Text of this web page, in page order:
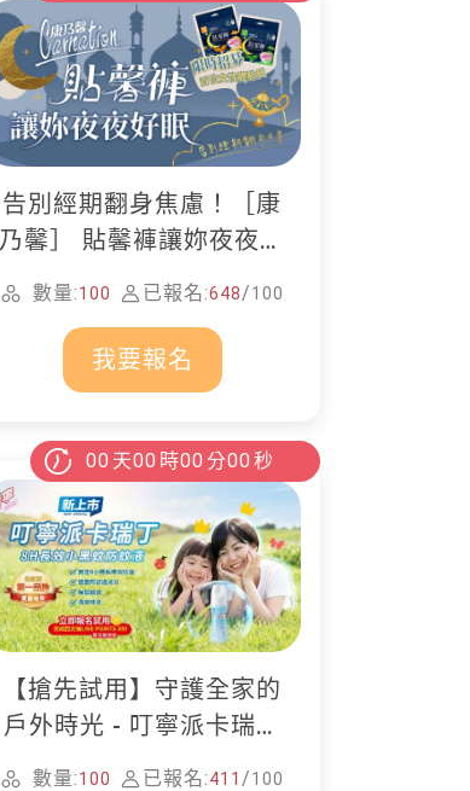
告別經期翻身焦慮！［康
乃馨］ 貼馨褲讓妳夜夜好
數量:100 已報名:648/100
我要報名
00 天00 時00 分00 秒
【搶先試用】守護全家的
戶外時光 - 叮寧派卡瑞丁
防蚊液
數量:100 已報名:411 /100